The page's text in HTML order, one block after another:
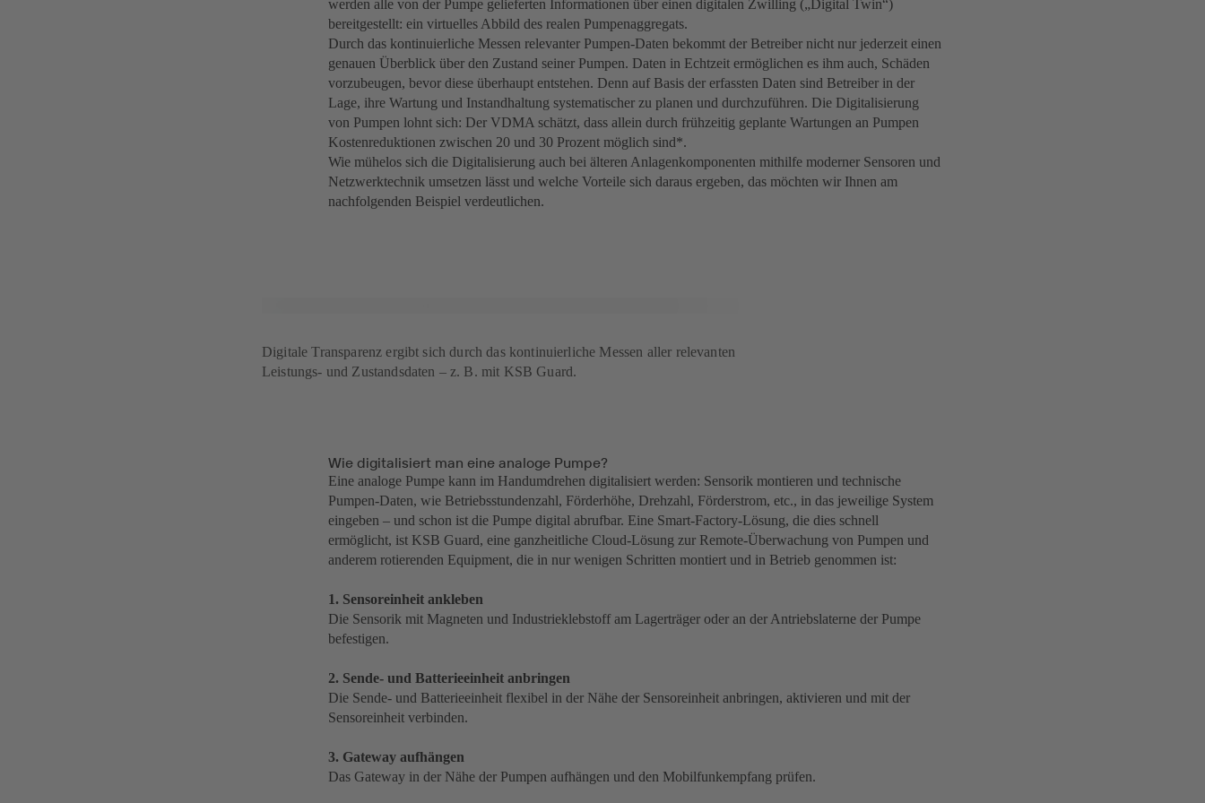
werden alle von der Pumpe gelieferten Informationen über einen digitalen Zwilling („Digital Twin“)
bereitgestellt: ein virtuelles Abbild des realen Pumpenaggregats.
Durch das kontinuierliche Messen relevanter Pumpen-Daten bekommt der Betreiber nicht nur jederzeit einen
genauen Überblick über den Zustand seiner Pumpen. Daten in Echtzeit ermöglichen es ihm auch, Schäden
vorzubeugen, bevor diese überhaupt entstehen. Denn auf Basis der erfassten Daten sind Betreiber in der
Lage, ihre Wartung und Instandhaltung systematischer zu planen und durchzuführen. Die Digitalisierung
von Pumpen lohnt sich: Der VDMA schätzt, dass allein durch frühzeitig geplante Wartungen an Pumpen
Kostenreduktionen zwischen 20 und 30 Prozent möglich sind*.
Wie mühelos sich die Digitalisierung auch bei älteren Anlagenkomponenten mithilfe moderner Sensoren und
Netzwerktechnik umsetzen lässt und welche Vorteile sich daraus ergeben, das möchten wir Ihnen am
nachfolgenden Beispiel verdeutlichen.
Digitale Transparenz ergibt sich durch das kontinuierliche Messen aller relevanten
Leistungs- und Zustandsdaten – z. B. mit KSB Guard.
Wie digitalisiert man eine analoge Pumpe?
Eine analoge Pumpe kann im Handumdrehen digitalisiert werden: Sensorik montieren und technische
Pumpen-Daten, wie Betriebsstundenzahl, Förderhöhe, Drehzahl, Förderstrom, etc., in das jeweilige System
eingeben – und schon ist die Pumpe digital abrufbar. Eine Smart-Factory-Lösung, die dies schnell
ermöglicht, ist KSB Guard, eine ganzheitliche Cloud-Lösung zur Remote-Überwachung von Pumpen und
anderem rotierenden Equipment, die in nur wenigen Schritten montiert und in Betrieb genommen ist:
1. Sensoreinheit ankleben
Die Sensorik mit Magneten und Industrieklebstoff am Lagerträger oder an der Antriebslaterne der Pumpe
befestigen.
2. Sende- und Batterieeinheit anbringen
Die Sende- und Batterieeinheit flexibel in der Nähe der Sensoreinheit anbringen, aktivieren und mit der
Sensoreinheit verbinden.
3. Gateway aufhängen
Das Gateway in der Nähe der Pumpen aufhängen und den Mobilfunkempfang prüfen.